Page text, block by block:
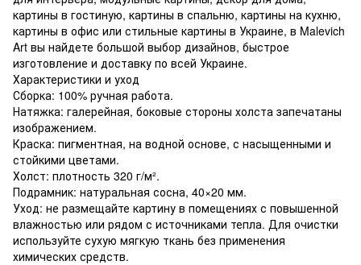
картины в гостиную, картины в спальню, картины на кухню,
картины в офис или стильные картины в Украине, в Malevich
Art вы найдете большой выбор дизайнов, быстрое
изготовление и доставку по всей Украине.
Характеристики и уход
Сборка: 100% ручная работа.
Натяжка: галерейная, боковые стороны холста запечатаны
изображением.
Краска: пигментная, на водной основе, с насыщенными и
стойкими цветами.
Холст: плотность 320 г/м².
Подрамник: натуральная сосна, 40×20 мм.
Уход: не размещайте картину в помещениях с повышенной
влажностью или рядом с источниками тепла. Для очистки
используйте сухую мягкую ткань без применения
химических средств.